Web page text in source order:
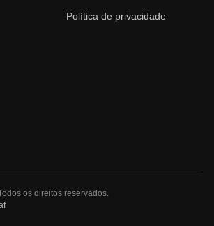
Política de privacidade
os direitos reservados.